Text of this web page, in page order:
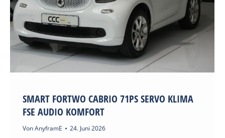
SMART FORTWO CABRIO 71PS SERVO KLIMA
FSE AUDIO KOMFORT
VonAnyframE 24. Juni 2026